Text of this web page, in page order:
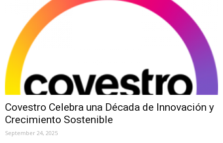
Covestro Celebra una Década de Innovación y
Crecimiento Sostenible
September 24, 2025